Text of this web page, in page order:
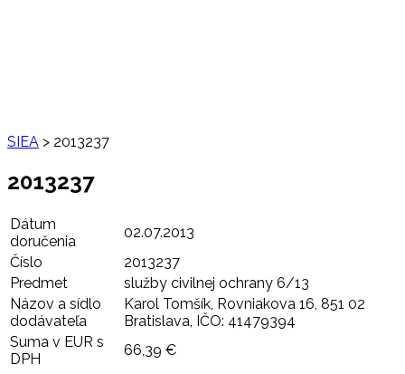
SIEA > 2013237
2013237
Dátum
doručenia
02.07.2013
Číslo
2013237
Predmet
služby civilnej ochrany 6/13
Názov a sídlo
dodávateľa
Karol Tomšík, Rovniakova 16, 851 02
Bratislava, IČO: 41479394
Suma v EUR s
DPH
66,39 €